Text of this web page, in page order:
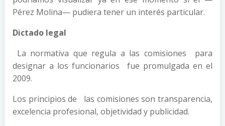
Pérez Molina— pudiera tener un interés particular.
Dictado legal
La normativa que regula a las comisiones para
designar a los funcionarios fue promulgada en el
2009.
Los principios de las comisiones son transparencia,
excelencia profesional, objetividad y publicidad.